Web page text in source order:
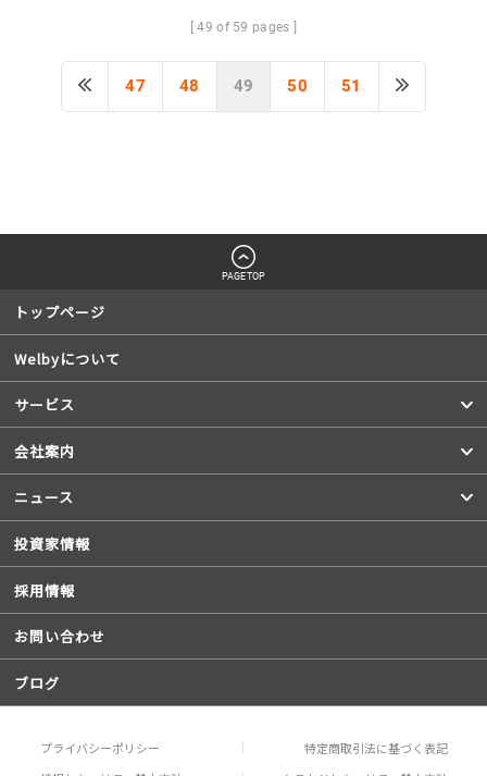
[ 49 of 59 pages ]
47 48 49 50 51
PAGETOP
トップページ
Welbyについて
サービス
会社案内
ニュース
投資家情報
採用情報
お問い合わせ
ブログ
プライバシーポリシー
特定商取引法に基づく表記